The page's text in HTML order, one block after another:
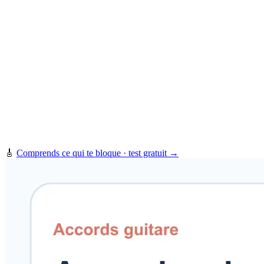
🎸 Comprends ce qui te bloque · test gratuit →